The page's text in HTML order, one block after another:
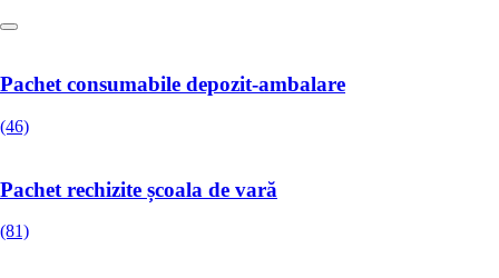
Pachet consumabile depozit-ambalare
(46)
Pachet rechizite școala de vară
(81)